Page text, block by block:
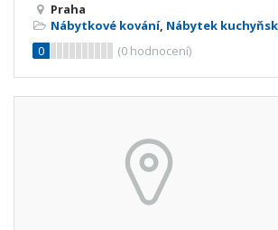
Praha
Nábytkové kování, Nábytek
0
(0 hodnocení)